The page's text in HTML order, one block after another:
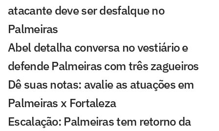
atacante deve ser desfalque no
Palmeiras
Abel detalha conversa no vestiário e
defende Palmeiras com três zagueiros
Dê suas notas: avalie as atuações em
Palmeiras x Fortaleza
Escalação: Palmeiras tem retorno da